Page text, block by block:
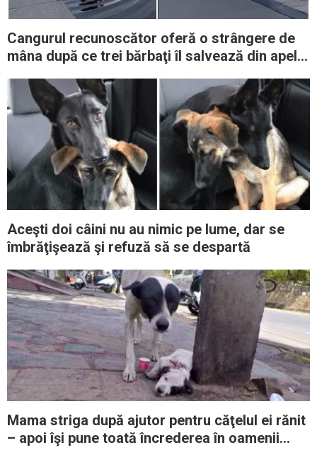
Cangurul recunoscător oferă o strângere de
mâna după ce trei bărbaţi îl salvează din apele
Aceşti doi câini nu au nimic pe lume, dar se
îmbrăţişează şi refuză să se despartă
Mama striga după ajutor pentru căţelul ei rănit
– apoi îşi pune toată încrederea în oamenii